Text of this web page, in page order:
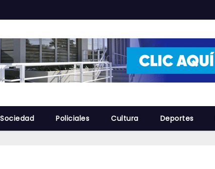
Sociedad Policiales Cultura Deportes